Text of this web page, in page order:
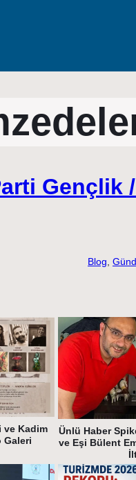
Gençlik
Blog
ve Kadim
Galeri
Ünlü Haber
ve Eşi Bülent